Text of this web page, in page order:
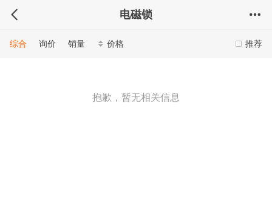
电磁锁
推荐
综合 询价 销量 价格
抱歉，暂无相关信息